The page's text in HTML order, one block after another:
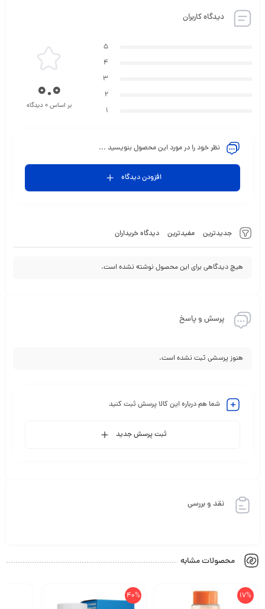
دیدگاه کاربران
جدیدترین مفیدترین دیدگاه خریداران
هیچ دیدگاهی برای این محصول نوشته نشده است.
5
4
3
2
1
0.0
بر اساس 0 دیدگاه
نظر خود را در مورد این محصول بنویسید ...
افزودن دیدگاه
پرسش و پاسخ
هنوز پرسشی ثبت نشده است.
شما هم درباره این کالا پرسش ثبت کنید
ثبت پرسش جدید
نقد و بررسی
محصولات مشابه
17%
40%